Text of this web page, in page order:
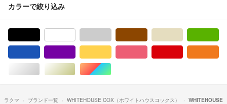
カラーで絞り込み
シルバー/銀色系ゴールド/金色系マルチカラー
ラクマ ブランド一覧 WHITEHOUSE COX（ホワイトハウスコックス）
WHITEHOUSE